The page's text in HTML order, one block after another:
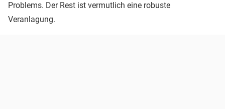
Problems. Der Rest ist vermutlich eine robuste
Veranlagung.